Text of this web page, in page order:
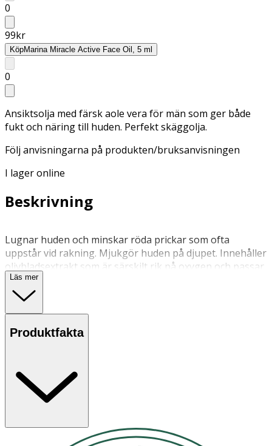
0
99kr
KöpMarina Miracle Active Face Oil, 5 ml
0
Ansiktsolja med färsk aole vera för män som ger både
fukt och näring till huden. Perfekt skäggolja.
Följ anvisningarna på produkten/bruksanvisningen
I lager online
Beskrivning
Lugnar huden och minskar röda prickar som ofta
uppstår vid rakning. Mjukgör huden på djupet. Innehåller
olivbladsextrakt som är särskilt rik på oxygen och passar
grovporig hud, örter, färsk aloe vera, jojobaolja och
avokadoolja som ger näring åt huden. Absorberas
Kan användas efter rakning. Kan också användas som
skäggolja. Oljan är egentligen en blandning av
Skakas före användning! Droppa 4-6 droppar i handen
och applicera på nytvättat ansikte varje morgon och kväll.
användas runt ögonen.
Läs mer
Produktfakta